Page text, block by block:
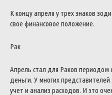
Кконцуапреля у трехзнаков
свое финансовое положение.
Рак
Апрель стал для Раков периодом
деньги. У многихпредставителей
учет и анализ расходов. И это